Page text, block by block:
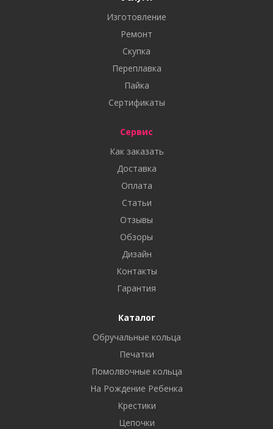
Изготовление
Ремонт
Скупка
Переплавка
Пайка
Сертификаты
Сервис
Как заказать
Доставка
Оплата
Статьи
Отзывы
Обзоры
Дизайн
Контакты
Гарантия
Каталог
Обручальные кольца
Печатки
Помолвочные кольца
На Рождение Ребенка
Крестики
Цепочки